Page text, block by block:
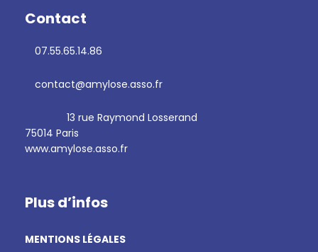
Contact
07.55.65.14.86
contact@amylose.asso.fr
13 rue Raymond Losserand
75014 Paris
www.amylose.asso.fr
Plus d’infos
MENTIONS LÉGALES